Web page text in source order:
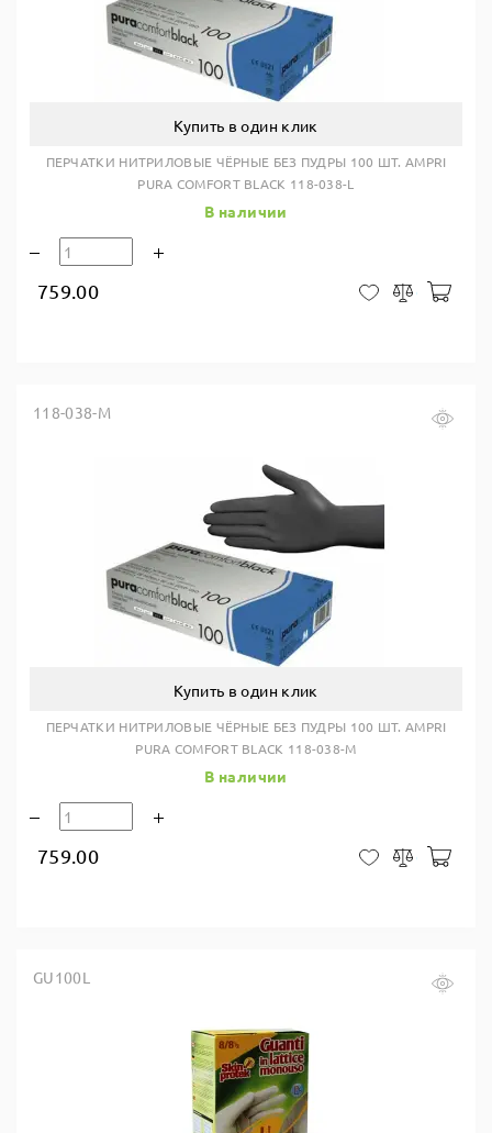
Купить в один клик
ПЕРЧАТКИ НИТРИЛОВЫЕ ЧЁРНЫЕ БЕЗ ПУДРЫ 100 ШТ. AMPRI
PURA COMFORT BLACK 118-038-L
В наличии
759.00 В закладки
Сравнить
118-038-M
Купить в один клик
ПЕРЧАТКИ НИТРИЛОВЫЕ ЧЁРНЫЕ БЕЗ ПУДРЫ 100 ШТ. AMPRI
PURA COMFORT BLACK 118-038-M
В наличии
759.00 В закладки
Сравнить
GU100L